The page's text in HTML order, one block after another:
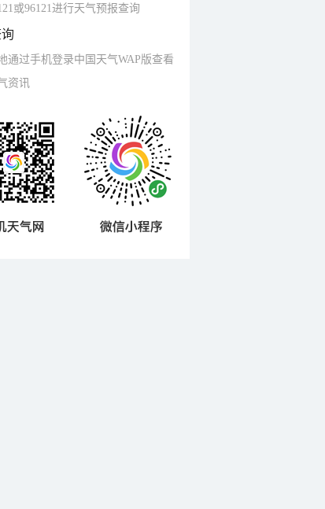
或96121进行天气预报查询
通过手机登录中国天气WAP版查看
资讯